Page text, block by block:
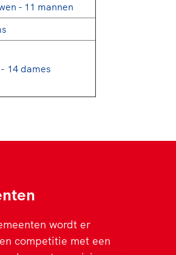
- 11 mannen
14 dames
wordt er
competitie met een